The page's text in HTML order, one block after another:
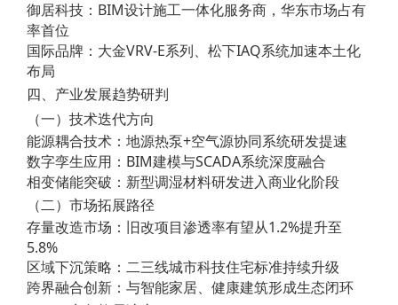
御居科技：BIM设计施工一体化服务商，华东市场占有
率首位
国际品牌：大金VRV-E系列、松下IAQ系统加速本土化
布局
四、产业发展趋势研判
（一）技术迭代方向
能源耦合技术：地源热泵+空气源协同系统研发提速
数字孪生应用：BIM建模与SCADA系统深度融合
相变储能突破：新型调湿材料研发进入商业化阶段
（二）市场拓展路径
存量改造市场：旧改项目渗透率有望从1.2%提升至
5.8%
区域下沉策略：二三线城市科技住宅标准持续升级
跨界融合创新：与智能家居、健康建筑形成生态闭环